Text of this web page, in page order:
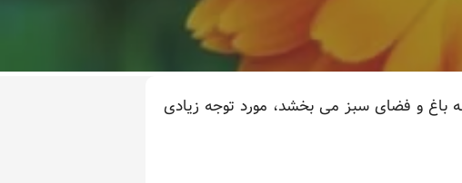
و فضای سبز می بخشد، مورد توجه زیادی